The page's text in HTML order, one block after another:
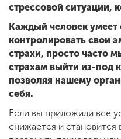
стрессовой ситуации,
Каждый человек умеет
контролировать свои
страхи, просто часто
страхам выйти из-под
позволяя нашему
себя.
Если вы приложили все
снижается и становится